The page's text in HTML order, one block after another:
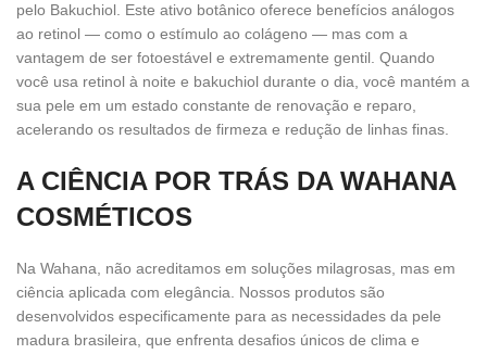
pelo Bakuchiol. Este ativo botânico oferece benefícios análogos
ao retinol — como o estímulo ao colágeno — mas com a
vantagem de ser fotoestável e extremamente gentil. Quando
você usa retinol à noite e bakuchiol durante o dia, você mantém a
sua pele em um estado constante de renovação e reparo,
acelerando os resultados de firmeza e redução de linhas finas.
A CIÊNCIA POR TRÁS DA WAHANA
COSMÉTICOS
Na Wahana, não acreditamos em soluções milagrosas, mas em
ciência aplicada com elegância. Nossos produtos são
desenvolvidos especificamente para as necessidades da pele
madura brasileira, que enfrenta desafios únicos de clima e